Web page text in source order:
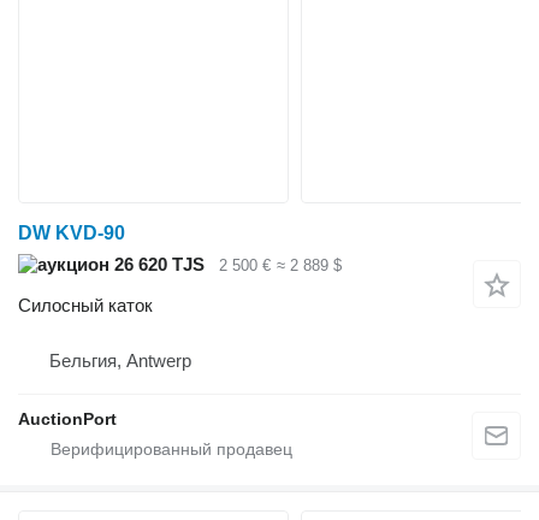
DW KVD-90
26 620 TJS
2 500 € ≈ 2 889 $
Силосный каток
Бельгия, Antwerp
AuctionPort